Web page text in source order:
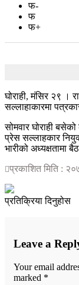
फ-
फ
फ+
घोराही, मंसिर २९ ।
सल्लाहाकारमा
सोमवार घोराही
प्रेस सल्लाहकार
भारीको अध्यक्षतामा
प्रकाशित मिति :
प्रतिक्रिया दिनुहोस
Leave a
Your email
marked *